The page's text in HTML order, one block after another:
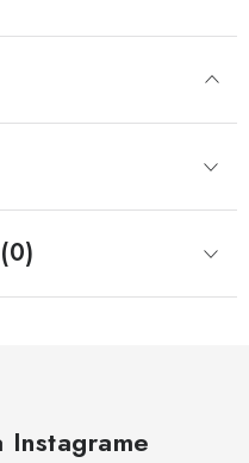
Instagrame